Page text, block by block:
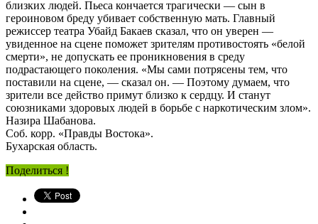
близких людей. Пьеса кончается трагически — сын в
героиновом бреду убивает собственную мать. Главный
режиссер театра Убайд Бакаев сказал, что он уверен —
увиденное на сцене поможет зрителям противостоять «белой
смерти», не допускать ее проникновения в среду
подрастающего поколения. «Мы сами потрясены тем, что
поставили на сцене, — сказал он. — Поэтому думаем, что
зрители все действо примут близко к сердцу. И станут
союзниками здоровых людей в борьбе с наркотическим злом».
Назира Шабанова.
Соб. корр. «Правды Востока».
Бухарская область.
Поделиться !